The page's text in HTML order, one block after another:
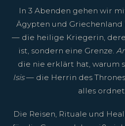
In 3 Abenden gehen wir
Ägypten und Griechenland
— die heilige Kriegerin,
ist, sondern eine Grenze.
die nie erklärt hat, warum
Isis— die Herrin des
alles
Die Reisen, Rituale und